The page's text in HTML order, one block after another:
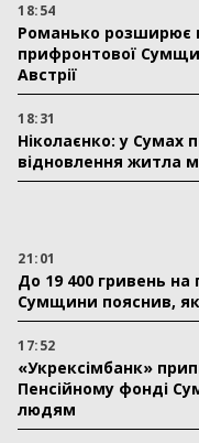
18:54
Романько розширює
прифронтової
Австрії
18:31
Ніколаєнко: у Сумах
відновлення житла
21:01
До 19 400 гривень
Сумщини пояснив,
17:52
«Укрексімбанк»
Пенсійному фонді
людям